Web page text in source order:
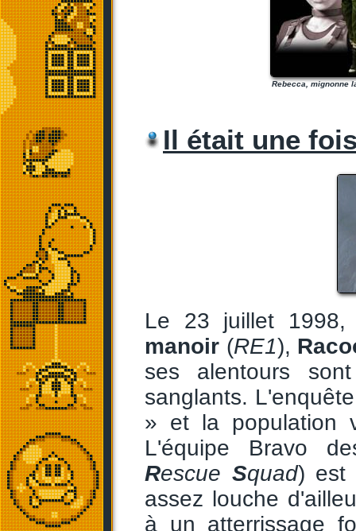
Rebecca, mignonne
Il était une
Le 23 juillet
manoir (RE1),
ses alentours
sanglants.
» et la population
L'équipe Bravo
Rescue Squad) est
assez louche
à un atterrissage